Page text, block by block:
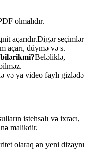
olmalıdır.
açarıdır.Digər seçimlər
açarı, düymə və s.
bilərikmi?Beləliklə,
və ya video faylı gizlədə
istehsalı və ixracı,
malikdir.
olaraq ən yeni dizaynı